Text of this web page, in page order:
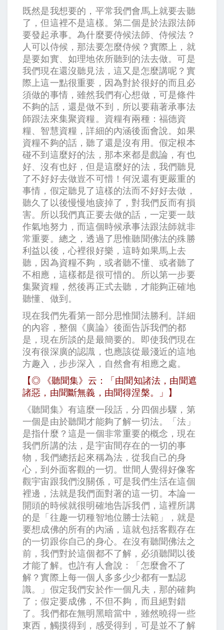
既然是我想要的，平常我們會馬上就要去聽
了，但這裡不是這樣。第二個是於法跟法師
要發起承事。為什麼要侍候法師、侍候法？
人可以侍候，那法要怎麼侍候？實際上，就
是要如實、如理地依所聽到的法去做。可是
我們現在還沒聽見法，這又是怎麼講呢？實
際上這一點很重要，因為對於很好的而且必
須做的事情，雖然我們有心想做，可是條件
不夠的話，還是做不到，所以要藉著承事法
師跟法來集聚資糧。資糧有兩種：福德資
糧、智慧資糧，詳細的內涵後面會說。如果
資糧不夠的話，聽了還是沒有用。假定根本
碰不到這麼好的法，那本來都是戲論，有也
好、沒有也好，但是這麼好的法，我們聽見
了不好好去做豈不可惜！何況還有更嚴重的
事情，假定聽見了這樣的法而不好好去做，
聽久了以後慢慢地疲掉了，對我們反而有損
害。所以我們真正要去做的話，一定要一鼓
作氣地努力，而這個時候承事法跟法師就非
常重要。總之，透過了思惟聽聞佛法的殊勝
利益以後，心裡很好樂，這時如果馬上去
聽，因為資糧不夠，或者聽不懂、或者聽了
不相應，這樣都是很可惜的。所以第一步要
集聚資糧，然後再正式去聽，才能夠正確地
聽懂、做到。
現在我們先看第一部分思惟聞法勝利。詳細
的內容，整個《廣論》後面告訴我們的都
是，現在所談的是最簡要的。即使我們現在
沒有很深廣的認識，也應該從最淺近的這地
方趣入，步步深入，自然會有相應之處。
【◎ 《聽聞集》云：「由聞知諸法，由聞遮
諸惡，由聞斷無義，由聞得涅槃。」】
《聽聞集》有這麼一段話，分四個步驟，第
一個是由於聽聞才能夠了解一切法。「法」
是指什麼？這是一個非常重要的概念，現在
我們所講的法，是宇宙間存在的一切的事
物，我們總括起來稱為法，從我自己的身
心，到外面客觀的一切。世間人覺得好像客
觀宇宙跟我們沒關係，可是我們生活在這個
裡邊，法就是我們面對著的這一切。本論一
開頭的時候就很明確地告訴我們，這裡所講
的是「往趣一切種智地位勝士法範」，就是
要想成佛的所有的內涵，這就包括客觀存在
的一切跟你自己的身心。在沒有聽聞佛法之
前，我們對於這個都不了解，必須聽聞以後
才能了解。也許有人會說：「怎麼會不了
解？實際上每一個人多多少少都有一點認
識。」假定我們安於作一個凡夫，那的確夠
了；假定要成佛，不但不夠，而且絕對錯
了。我們都在無明黑暗當中，雖然曉得一些
東西，觸摸得到，感受得到，可是並不了解